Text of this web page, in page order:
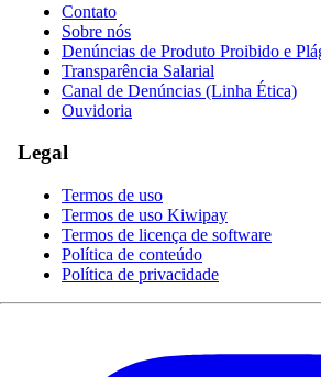
Contato
Sobre nós
Denúncias de Produto Proibido e
Transparência Salarial
Canal de Denúncias (Linha Ética)
Ouvidoria
Legal
Termos de uso
Termos de uso Kiwipay
Termos de licença de software
Política de conteúdo
Política de privacidade